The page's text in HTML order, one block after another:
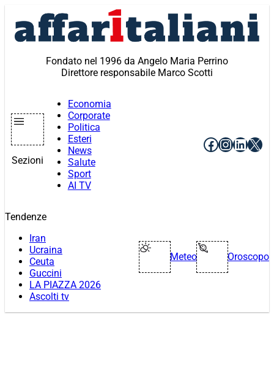
contenuto
Fondato nel 1996 da Angelo Maria Perrino
Direttore responsabile Marco Scotti
Sezioni
Economia
Corporate
Politica
Esteri
News
Salute
Sport
AI TV
Facebook
X
Tendenze
Iran
Ucraina
Ceuta
Guccini
LA PIAZZA 2026
Ascolti tv
Meteo Oroscopo